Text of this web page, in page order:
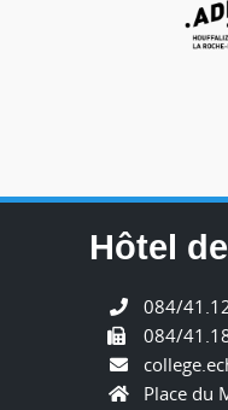
Hôtel
084/
084/
Place du